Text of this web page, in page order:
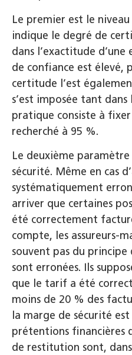
Le premier est le
indique le degré de
dans l’exactitude
de confiance est élevé,
certitude l’est
s’est imposée tant
pratique consiste à
recherché à 95 %.
Le deuxième
sécurité. Même en cas
systématiquement
arriver que certaines
été correctement
compte, les assureurs-
souvent pas du
sont erronées. Ils
que le tarif a été
moins de 20 % des
la marge de sécurité
prétentions financières
de restitution sont,